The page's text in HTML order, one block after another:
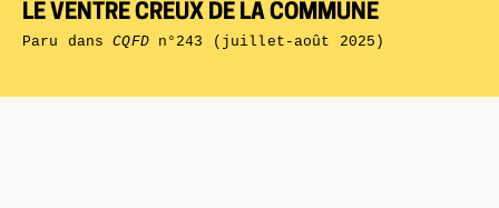
LE VENTRE CREUX DE LA COMMUNE
Paru dansCQFDn°243 (juillet-août 2025)